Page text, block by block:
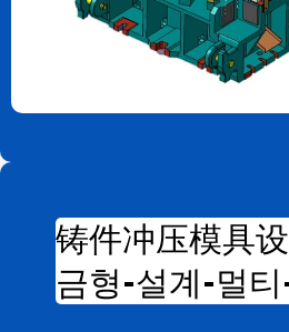
铸件冲压模具
금형-설계-멀